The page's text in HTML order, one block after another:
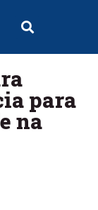
para
na